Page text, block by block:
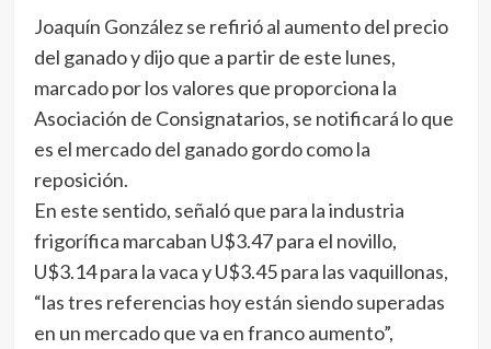
Joaquín González se refirió al aumento del precio
del ganado y dijo que a partir de este lunes,
marcado por los valores que proporciona la
Asociación de Consignatarios, se notificará lo que
es el mercado del ganado gordo como la
reposición.
En este sentido, señaló que para la industria
frigorífica marcaban U$3.47 para el novillo,
U$3.14 para la vaca y U$3.45 para las vaquillonas,
“las tres referencias hoy están siendo superadas
en un mercado que va en franco aumento”,